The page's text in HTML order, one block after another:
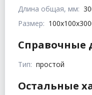
Длина общая, мм:
Размер:
Справочные
Тип: простой
Остальные